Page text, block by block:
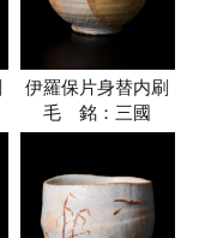
伊羅保片身替内刷
毛 銘：三國